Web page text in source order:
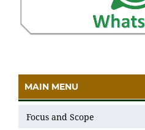
MAIN MENU
Focus and Scope